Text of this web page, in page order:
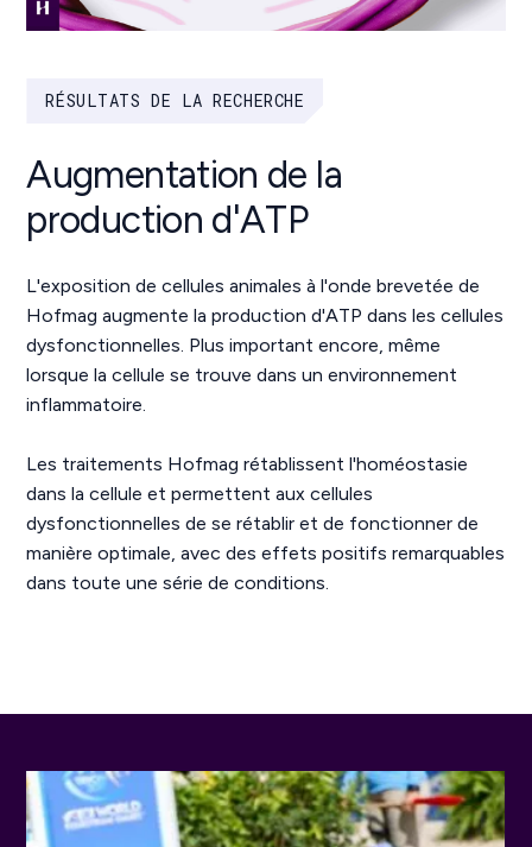
RÉSULTATS DE LA RECHERCHE
Augmentation de la
production d'ATP
L'exposition de cellules animales à l'onde brevetée de
Hofmag augmente la production d'ATP dans les cellules
dysfonctionnelles. Plus important encore, même
lorsque la cellule se trouve dans un environnement
inflammatoire.
Les traitements Hofmag rétablissent l'homéostasie
dans la cellule et permettent aux cellules
dysfonctionnelles de se rétablir et de fonctionner de
manière optimale, avec des effets positifs remarquables
dans toute une série de conditions.